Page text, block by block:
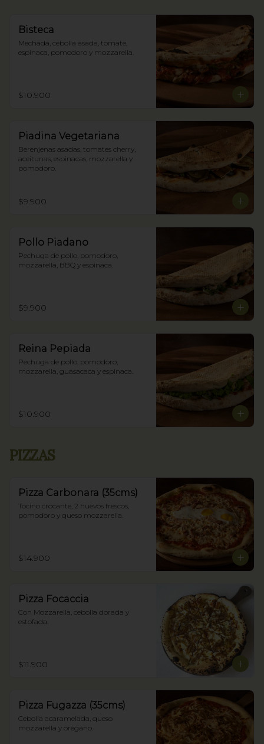
Bisteca
Mechada, cebolla asada, tomate,
espinaca, pomodoro y mozzarella.
$10.900
Piadina Vegetariana
Berenjenas asadas, tomates cherry,
aceitunas, espinacas, mozzarella y
pomodoro.
$9.900
Pollo Piadano
Pechuga de pollo, pomodoro,
mozzarella, BBQ y espinaca.
$9.900
Reina Pepiada
Pechuga de pollo, pomodoro,
mozzarella, guasacaca y espinaca.
$10.900
PIZZAS
Pizza Carbonara (35cms)
Tocino crocante, 2 huevos frescos,
pomodoro y queso mozzarella.
$14.900
Pizza Focaccia
Con Mozzarella, cebolla dorada y
estofada.
$11.900
Pizza Fugazza (35cms)
Cebolla acaramelada, queso
mozzarella y orégano.